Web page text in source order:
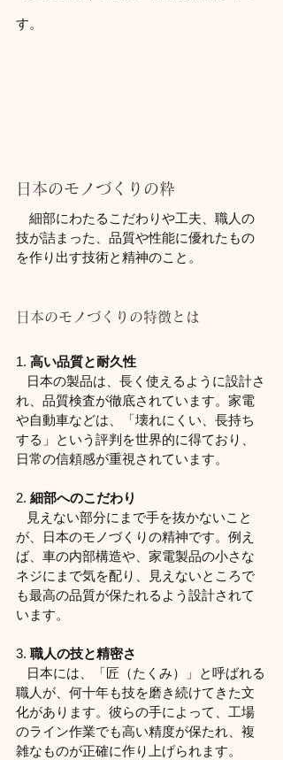
す。
日本のモノづくりの粋
細部にわたるこだわりや工夫、職人の
技が詰まった、品質や性能に優れたもの
を作り出す技術と精神のこと。
日本のモノづくりの特徴とは
1. 高い品質と耐久性
日本の製品は、長く使えるように設計さ
れ、品質検査が徹底されています。家電
や自動車などは、「壊れにくい、長持ち
する」という評判を世界的に得ており、
日常の信頼感が重視されています。
2. 細部へのこだわり
見えない部分にまで手を抜かないこと
が、日本のモノづくりの精神です。例え
ば、車の内部構造や、家電製品の小さな
ネジにまで気を配り、見えないところで
も最高の品質が保たれるよう設計されて
います。
3. 職人の技と精密さ
日本には、「匠（たくみ）」と呼ばれる
職人が、何十年も技を磨き続けてきた文
化があります。彼らの手によって、工場
のライン作業でも高い精度が保たれ、複
雑なものが正確に作り上げられます。